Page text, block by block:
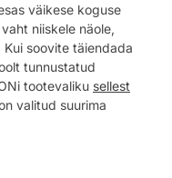
väikese koguse
niiskele näole,
soovite täiendada
tunnustatud
tootevaliku sellest
valitud suurima